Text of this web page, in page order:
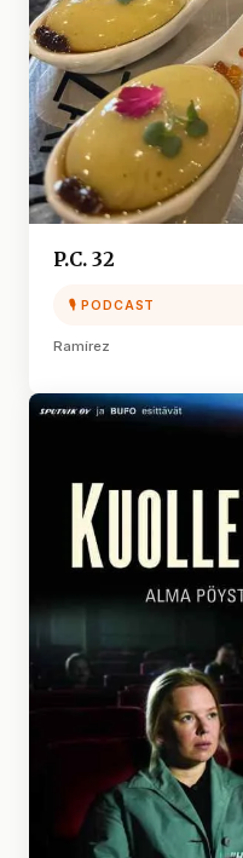
P.C. 32
🎙 PODCAST
Ramírez